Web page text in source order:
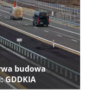
budowa
GDDKIA